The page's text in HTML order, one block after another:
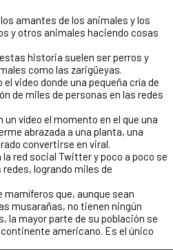
amantes de los animales y los
y otros animales haciendo cosas
historia suelen ser perros y
como las zarigüeyas.
video donde una pequeña cría de
de miles de personas en las redes
vídeo el momento en el que una
abrazada a una planta, una
convertirse en viral.
red social Twitter y poco a poco se
logrando miles de
mamíferos que, aunque sean
musarañas, no tienen ningún
la mayor parte de su población se
americano. Es el único